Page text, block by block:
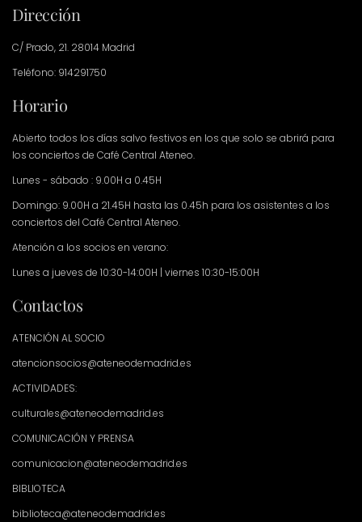
Dirección
C/ Prado, 21. 28014 Madrid
Teléfono: 914291750
Horario
Abierto todos los días salvo festivos en los que solo se abrirá para
los conciertos de Café Central Ateneo.
Lunes - sábado : 9.00H a 0.45H
Domingo: 9.00H a 21.45H hasta las 0.45h para los asistentes a los
conciertos del Café Central Ateneo.
Atención a los socios en verano:
Lunes a jueves de 10:30-14:00H | viernes 10:30-15:00H
Contactos
ATENCIÓN AL SOCIO
atencionsocios@ateneodemadrid.es
ACTIVIDADES:
culturales@ateneodemadrid.es
COMUNICACIÓN Y PRENSA
comunicacion@ateneodemadrid.es
BIBLIOTECA
biblioteca@ateneodemadrid.es